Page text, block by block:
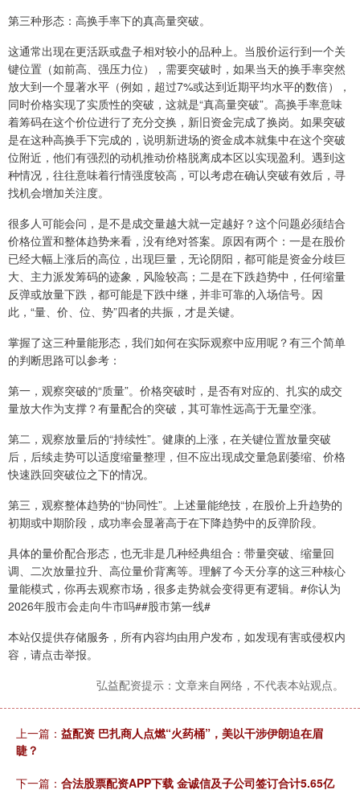
第三种形态：高换手率下的真高量突破。
这通常出现在更活跃或盘子相对较小的品种上。当股价运行到一个关
键位置（如前高、强压力位），需要突破时，如果当天的换手率突然
放大到一个显著水平（例如，超过7%或达到近期平均水平的数倍），
同时价格实现了实质性的突破，这就是“真高量突破”。高换手率意味
着筹码在这个价位进行了充分交换，新旧资金完成了换岗。如果突破
是在这种高换手下完成的，说明新进场的资金成本就集中在这个突破
位附近，他们有强烈的动机推动价格脱离成本区以实现盈利。遇到这
种情况，往往意味着行情强度较高，可以考虑在确认突破有效后，寻
找机会增加关注度。
很多人可能会问，是不是成交量越大就一定越好？这个问题必须结合
价格位置和整体趋势来看，没有绝对答案。原因有两个：一是在股价
已经大幅上涨后的高位，出现巨量，无论阴阳，都可能是资金分歧巨
大、主力派发筹码的迹象，风险较高；二是在下跌趋势中，任何缩量
反弹或放量下跌，都可能是下跌中继，并非可靠的入场信号。因
此，“量、价、位、势”四者的共振，才是关键。
掌握了这三种量能形态，我们如何在实际观察中应用呢？有三个简单
的判断思路可以参考：
第一，观察突破的“质量”。价格突破时，是否有对应的、扎实的成交
量放大作为支撑？有量配合的突破，其可靠性远高于无量空涨。
第二，观察放量后的“持续性”。健康的上涨，在关键位置放量突破
后，后续走势可以适度缩量整理，但不应出现成交量急剧萎缩、价格
快速跌回突破位之下的情况。
第三，观察整体趋势的“协同性”。上述量能绝技，在股价上升趋势的
初期或中期阶段，成功率会显著高于在下降趋势中的反弹阶段。
具体的量价配合形态，也无非是几种经典组合：带量突破、缩量回
调、二次放量拉升、高位量价背离等。理解了今天分享的这三种核心
量能模式，你再去观察市场，很多走势就会变得更有逻辑。#你认为
2026年股市会走向牛市吗#​#股市第一线#​
本站仅提供存储服务，所有内容均由用户发布，如发现有害或侵权内
容，请点击举报。
弘益配资提示：文章来自网络，不代表本站观点。
上一篇： 益配资 巴扎商人点燃“火药桶”，美以干涉伊朗迫在眉
睫？
下一篇： 合法股票配资APP下载 金诚信及子公司签订合计5.65亿